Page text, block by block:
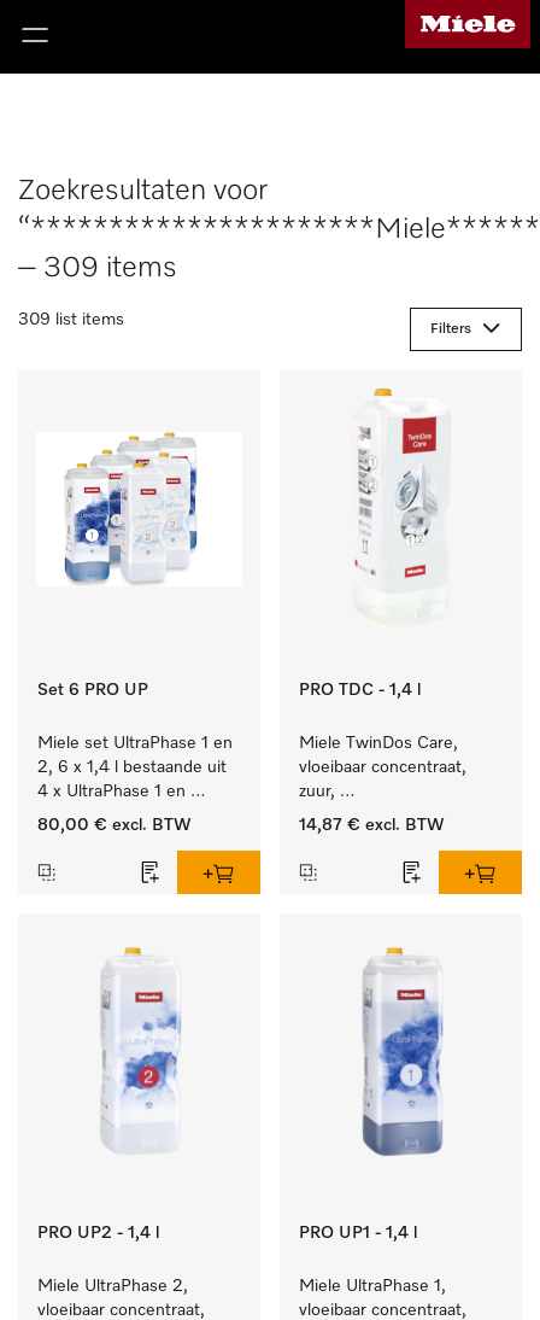
Zoekresultaten voor
– 309 items
309 list items
Filters
Set 6 PRO UP
Miele set UltraPhase 1 en
2, 6 x 1,4 l bestaande uit
4 x UltraPhase 1 en
2 x UltraPhase 2.
80,00 € excl. BTW
PRO TDC - 1,4 l
Miele TwinDos Care,
vloeibaar concentraat,
zuur,
1,4 l Reinigingsmiddel
doseersysteem.
14,87 € excl. BTW
PRO UP2 - 1,4 l
Miele UltraPhase 2,
vloeibaar concentraat,
PRO UP1 - 1,4 l
Miele UltraPhase 1,
vloeibaar concentraat,